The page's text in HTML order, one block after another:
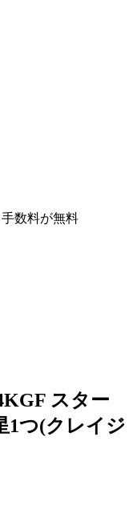
数料が無料
スター
1つ(クレイジ